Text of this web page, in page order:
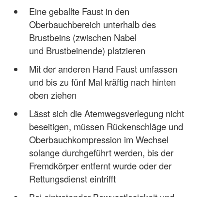
Eine geballte Faust in den
Oberbauchbereich unterhalb des
Brustbeins (zwischen Nabel
und Brustbeinende) platzieren
Mit der anderen Hand Faust umfassen
und bis zu fünf Mal kräftig nach hinten
oben ziehen
Lässt sich die Atemwegsverlegung nicht
beseitigen, müssen Rückenschläge und
Oberbauchkompression im Wechsel
solange durchgeführt werden, bis der
Fremdkörper entfernt wurde oder der
Rettungsdienst eintrifft